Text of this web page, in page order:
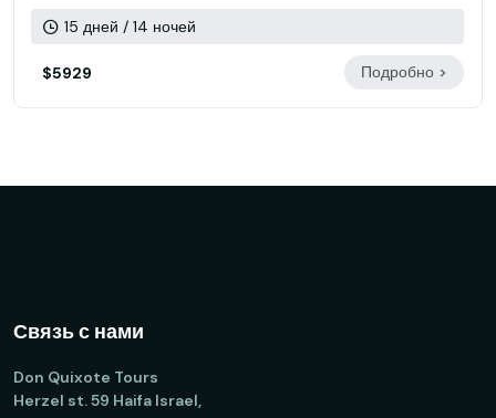
15 дней / 14 ночей
$5929 Подробно >
Связь с нами
Don Quixote Tours
Herzel st. 59 Haifa Israel,